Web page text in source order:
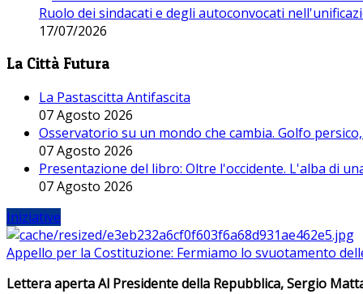
Ruolo dei sindacati e degli autoconvocati
17/07/2026
La Città Futura
La Pastascitta Antifascita
07 Agosto 2026
Osservatorio su un mondo che cambia. Golfo
07 Agosto 2026
Presentazione del libro: Oltre l'occidente. L'alba di
07 Agosto 2026
Iniziative
Appello per la Costituzione: Fermiamo lo svuotamento
Lettera aperta Al Presidente della Repubblica, Sergio